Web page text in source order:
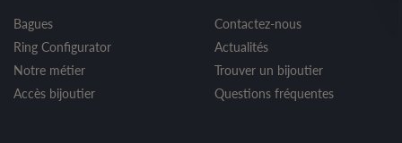
Bagues
Ring Configurator
Notre métier
Accès bijoutier
Contactez-nous
Actualités
Trouver un bijoutier
Questions fréquentes